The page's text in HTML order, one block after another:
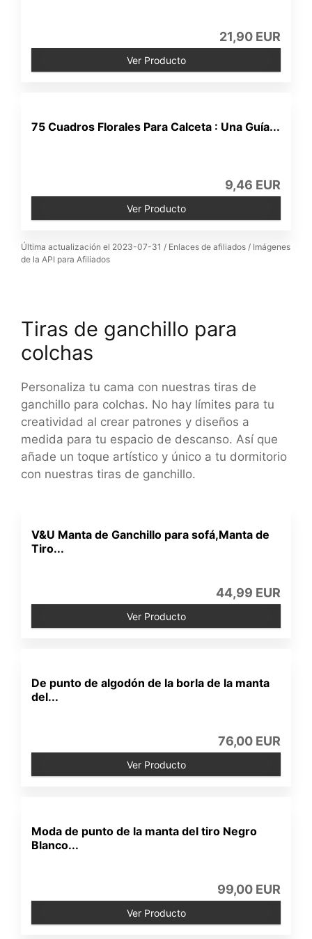
21,90 EUR
Ver Producto
75 Cuadros Florales Para Calceta : Una Guía...
9,46 EUR
Ver Producto
Última actualización el 2023-07-31 / Enlaces de afiliados / Imágenes
de la API para Afiliados
Tiras de ganchillo para
colchas
Personaliza tu cama con nuestras tiras de
ganchillo para colchas. No hay límites para tu
creatividad al crear patrones y diseños a
medida para tu espacio de descanso. Así que
añade un toque artístico y único a tu dormitorio
con nuestras tiras de ganchillo.
V&U Manta de Ganchillo para sofá,Manta de
Tiro...
44,99 EUR
Ver Producto
De punto de algodón de la borla de la manta
del...
76,00 EUR
Ver Producto
Moda de punto de la manta del tiro Negro
Blanco...
99,00 EUR
Ver Producto